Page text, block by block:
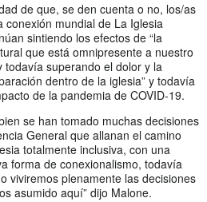
de que, se den cuenta o no, los/as
conexión mundial de La Iglesia
sintiendo los efectos de “la
que está omnipresente a nuestro
todavía superando el dolor y la
dentro de la iglesia” y todavía
de la pandemia de COVID-19.
se han tomado muchas decisiones
General que allanan el camino
totalmente inclusiva, con una
forma de conexionalismo, todavía
viviremos plenamente las decisiones
asumido aquí” dijo Malone.